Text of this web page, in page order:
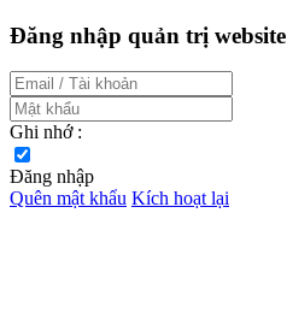
Đăng nhập quản trị website
Ghi nhớ :
Đăng nhập
Quên mật khẩu Kích hoạt lại